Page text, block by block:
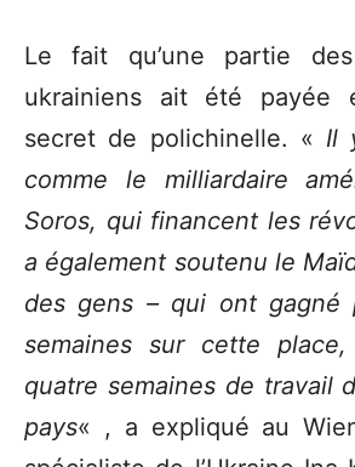
Le fait qu’une partie des
ukrainiens ait été payée
secret de polichinelle. « Il
comme le milliardaire
Soros, qui financent les
a également soutenu le
des gens – qui ont gagné
semaines sur cette
quatre semaines de travail
pays« , a expliqué au